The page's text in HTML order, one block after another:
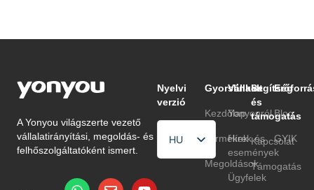
A Yonyou világszerte vezető
vállalatirányítási, megoldás- és
felhőszolgáltatóként ismert.
Nyelvi
verzió
HU
EN
Gyorslinkek
Kezdőlap
Termékek
Megoldások
Vállalat
Yonyouról
Hírek és
események
Ügyfelek
Segítség
és
támogatás
Kapcsolat
Támogatás
Blog
GYIK